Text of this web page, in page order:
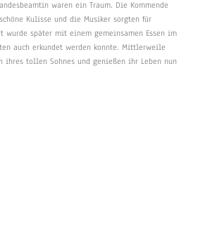
waren ein Traum. Die Kommende
Kulisse und die Musiker sorgten für
wurde später mit einem gemeinsamen Essen im
auch erkundet werden konnte. Mittlerweile
tollen Sohnes und genießen ihr Leben nun